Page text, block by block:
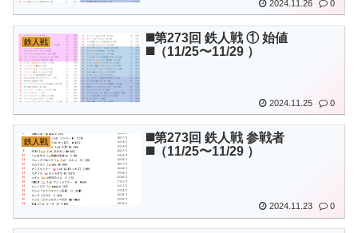
2024.11.26 0
鉄人戦
◼️第273回 鉄人戦 ① 始値
◼️（11/25〜11/29 ）
2024.11.25 0
鉄人戦
◼️第273回 鉄人戦 参戦者
◼️（11/25〜11/29 ）
2024.11.23 0